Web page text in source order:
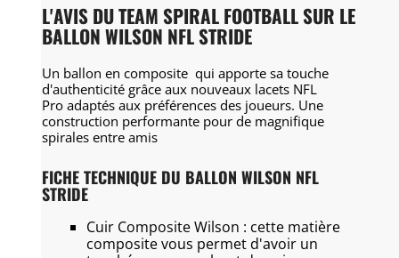
L'AVIS DU TEAM SPIRAL FOOTBALL SUR LE
BALLON WILSON NFL STRIDE
Un ballon en composite qui apporte sa touche
d'authenticité grâce aux nouveaux lacets NFL
Pro adaptés aux préférences des joueurs. Une
construction performante pour de magnifique
spirales entre amis
FICHE TECHNIQUE DU BALLON WILSON NFL
STRIDE
Cuir Composite Wilson : cette matière
composite vous permet d'avoir un